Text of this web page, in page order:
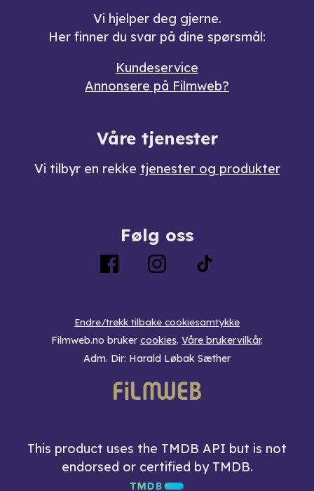
Vi hjelper deg gjerne.
Her finner du svar på dine spørsmål:
Kundeservice
Annonsere på Filmweb?
Våre tjenester
Vi tilbyr en rekke tjenester og produkter
Følg oss
Endre/trekk tilbake cookiesamtykke
Filmweb.no bruker cookies. Våre brukervilkår.
Adm. Dir: Harald Løbak Sæther
This product uses the TMDB API but is not
endorsed or certified by TMDB.